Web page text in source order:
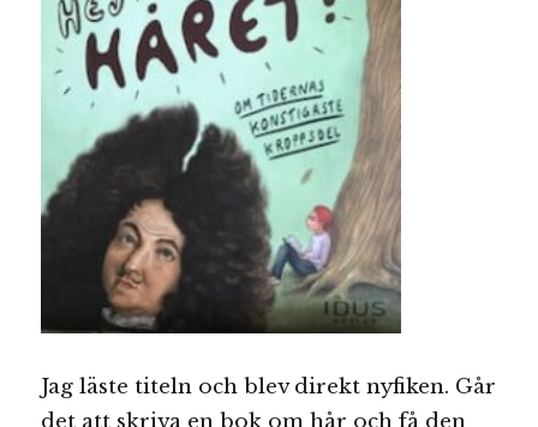
Jag läste titeln och blev direkt nyfiken. Går
det att skriva en bok om hår och få den